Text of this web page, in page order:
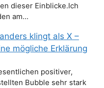
dieser Einblicke.Ich
am…
klingt als X –
mögliche Erklärung
positiver,
Bubble sehr stark